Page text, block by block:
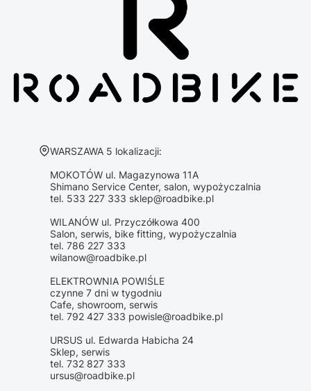
Adres:
WARSZAWA 5 lokalizacji:
MOKOTÓW ul. Magazynowa 11A
Shimano Service Center, salon, wypożyczalnia
tel. 533 227 333 sklep@roadbike.pl
WILANÓW ul. Przyczółkowa 400
Salon, serwis, bike fitting, wypożyczalnia
tel. 786 227 333
wilanow@roadbike.pl
ELEKTROWNIA POWIŚLE
czynne 7 dni w tygodniu
Cafe, showroom, serwis
tel. 792 427 333 powisle@roadbike.pl
URSUS ul. Edwarda Habicha 24
Sklep, serwis
tel. 732 827 333
ursus@roadbike.pl